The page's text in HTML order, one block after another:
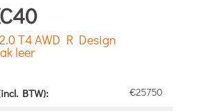
T4 AWD R Design
leer
BTW): €25750